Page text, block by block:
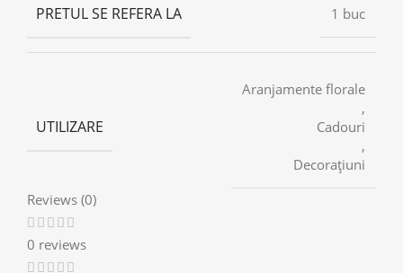
PRETUL SE REFERA LA 1 buc
UTILIZARE
Aranjamente florale
,
Cadouri
,
Decorațiuni
Reviews (0)
0 reviews